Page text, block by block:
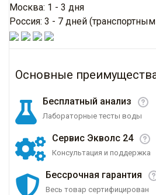
Москва: 1 - 3 дня
Россия: 3 - 7 дней
Основные
Бесплатный анализ
Лабораторные тесты воды
Сервис Экволс 24
Консультация и поддержка
Бессрочная гарантия
Весь товар сертифицирован